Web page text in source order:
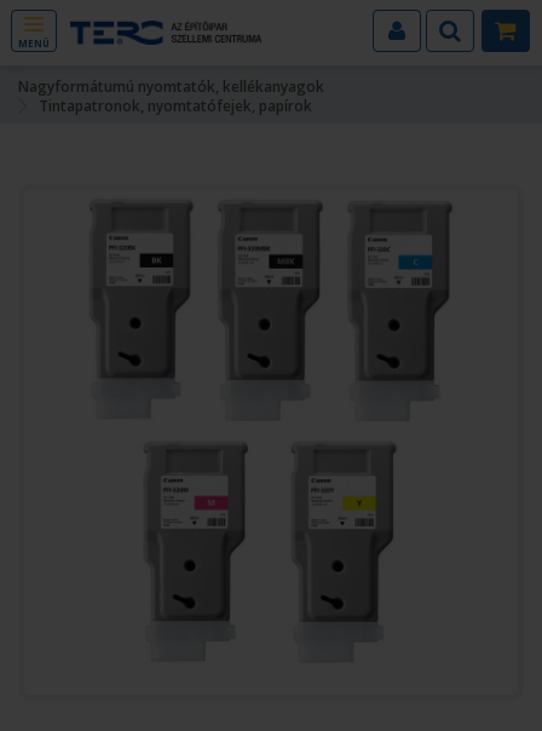
MENÜ
Nagyformátumú nyomtatók, kellékanyagok
Tintapatronok, nyomtatófejek, papírok